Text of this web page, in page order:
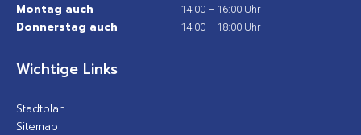
Montag auch 14:00 – 16:00 Uhr
Donnerstag auch 14:00 – 18:00 Uhr
Wichtige Links
Stadtplan
Sitemap